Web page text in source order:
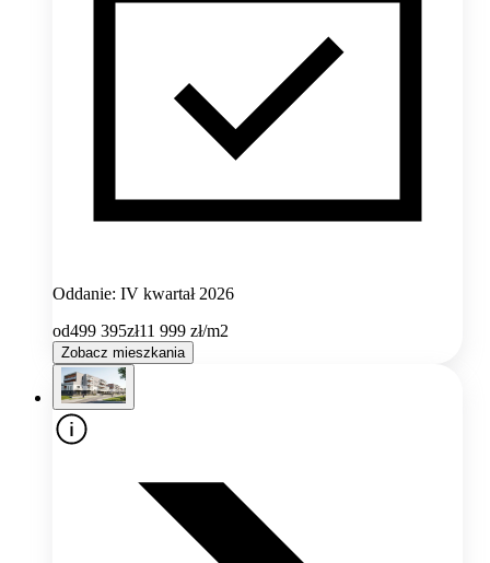
Oddanie: IV kwartał 2026
od499 395zł11 999 zł/m2
Zobacz mieszkania